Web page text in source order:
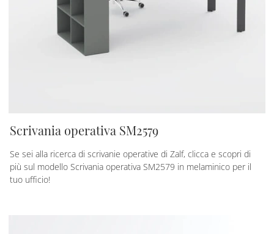
Scrivania operativa SM2579
Se sei alla ricerca di scrivanie operative di Zalf, clicca e scopri di
più sul modello Scrivania operativa SM2579 in melaminico per il
tuo ufficio!